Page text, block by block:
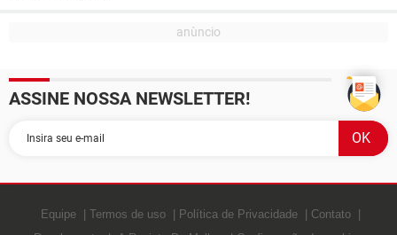
ASSINE NOSSA NEWSLETTER!
Equipe Termos de uso Política de Privacidade
Contato